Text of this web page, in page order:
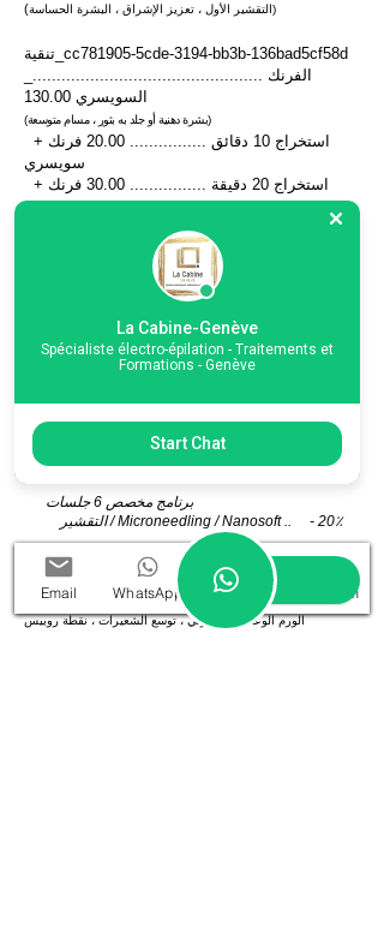
( التقشير الأول ، تعزيز الإشراق ، البشرة الحساسة)
تنقية _cc781905-5cde-3194-bb3b-136bad5cf58d
_................................................ الفرنك
السويسري 130.00
(بشرة دهنية أو جلد به بثور ، مسام متوسعة)
+ استخراج 10 دقائق ................ 20.00 فرنك
سويسري
+ استخراج 20 دقيقة ................ 30.00 فرنك
سويسري
............................
فرنك سويسري
بالأيدي والانقسام .................. 165.00 فرنك
مع الرقبة وخط العنق ................ CHF 215.00
برنامج مخصص 6 جلسات
التقشير / Microneedling / Nanosoft .. - 20٪
التخثير الحراري
حبوب الميليا ، Xanthelasma ، المليساء معلقة
أولوم
الورم الوعائي العنكبوتي ، توسع الشعيرات ، نقطة روبيس
Email WhatsApp Google Instagram
La Cabine-Genève
Spécialiste électro-épilation - Traitements et
Formations - Genève
Start Chat